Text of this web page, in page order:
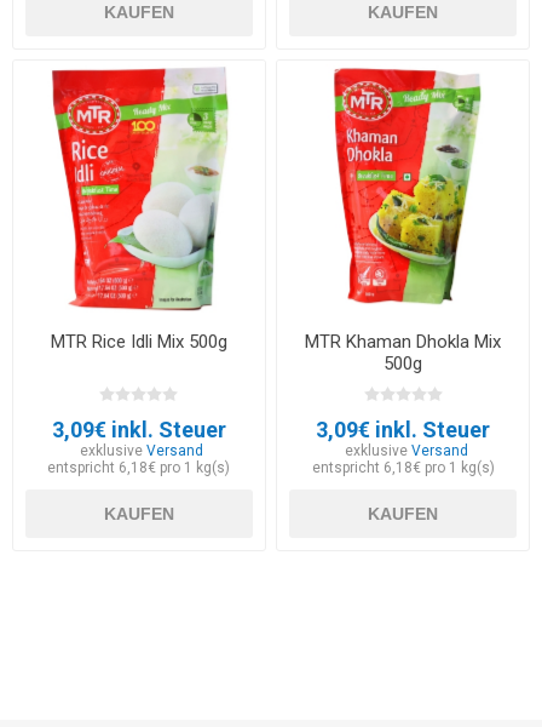
KAUFEN KAUFEN
MTR Rice Idli Mix 500g
3,09€ inkl. Steuer
exklusiveVersand
entspricht 6,18€ pro 1 kg(s)
KAUFEN
MTR Khaman Dhokla Mix
500g
3,09€ inkl. Steuer
exklusive Versand
entspricht 6,18€ pro 1 kg(s)
KAUFEN